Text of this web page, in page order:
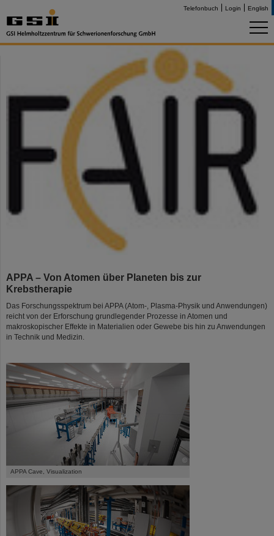
Telefonbuch Login English
APPA – Von Atomen über Planeten bis zur
Krebstherapie
Das Forschungsspektrum bei APPA (Atom-, Plasma-Physik und Anwendungen)
reicht von der Erforschung grundlegender Prozesse in Atomen und
makroskopischer Effekte in Materialien oder Gewebe bis hin zu Anwendungen
in Technik und Medizin.
©
APPA Cave, Visualization